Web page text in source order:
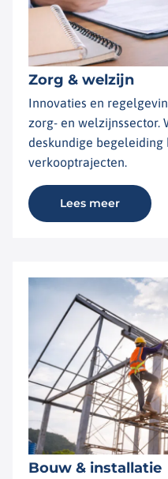
Zorg & welzijn
Innovaties en
zorg- en welzijnssector.
deskundige begeleiding
verkooptrajecten.
Lees meer
Bouw & installatie